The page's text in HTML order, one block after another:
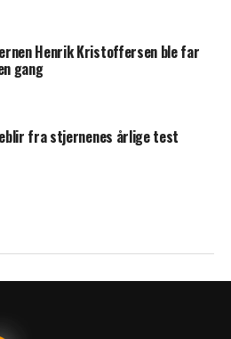
Henrik Kristoffersen ble far
gang
fra stjernenes årlige test